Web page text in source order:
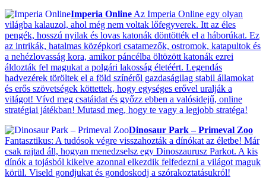
Imperia Online Az Imperia Online egy olyan
világba kalauzol, ahol még nem voltak lőfegyverek. Itt az éles
pengék, hosszú nyilak és lovas katonák döntötték el a háborúkat. Ez
az intrikák, hatalmas középkori csatamezők, ostromok, katapultok és
a nehézlovasság kora, amikor páncélba öltözött katonák ezrei
áldozták fel magukat a polgári lakosság életéért. Legendás
hadvezérek töröltek el a föld színéről gazdaságilag stabil államokat
és erős szövetségek köttettek, hogy egységes erővel uralják a
világot! Vívd meg csatáidat és győzz ebben a valósidejű, online
stratégiai játékban! Mutasd meg, hogy te vagy a legjobb stratéga!
Dinosaur Park – Primeval Zoo
Fantasztikus: A tudósok végre visszahozták a dínókat az életbe! Már
csak rajtad áll, hogyan menedzselsz egy Dinoszaurusz Parkot. A kis
dínók a tojásból kikelve azonnal elkezdik felfedezni a világot maguk
körül. Viseld gondjukat és gondoskodj a szórakoztatásukról!